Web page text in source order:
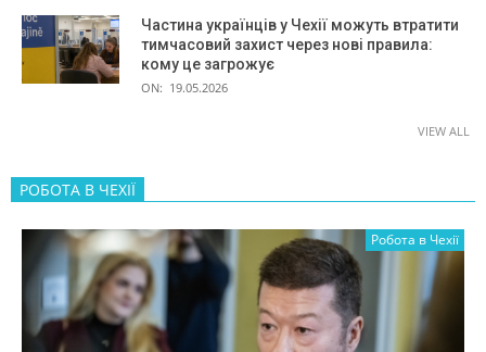
Частина українців у Чехії можуть втратити
тимчасовий захист через нові правила:
кому це загрожує
ON: 19.05.2026
VIEW ALL
РОБОТА В ЧЕХІЇ
Робота в Чехії